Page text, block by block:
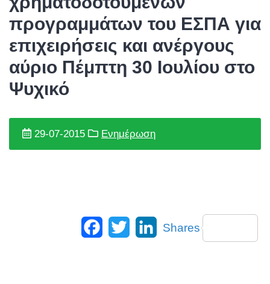
προγραμμάτων του ΕΣΠΑ για
επιχειρήσεις και ανέργους
αύριο Πέμπτη 30 Ιουλίου στο
Ψυχικό
29-07-2015 Ενημέρωση
Facebook
Twitter LinkedIn
Shares